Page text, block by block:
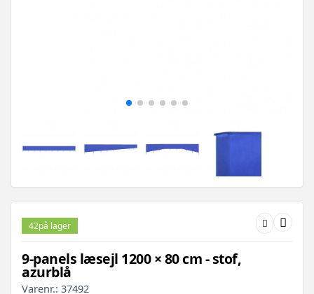
42på lager
9-panels læsejl 1200 × 80 cm - stof,
azurblå
Varenr.: 37492